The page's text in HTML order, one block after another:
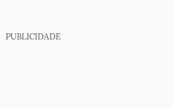
PUBLICIDADE